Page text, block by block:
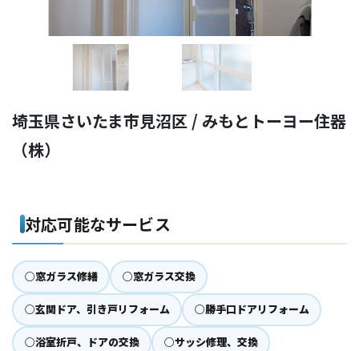
埼玉県さいたま市見沼区 / みもとトーヨー住器
（株）
対応可能なサービス
○窓ガラス修繕 ○窓ガラス交換
○玄関ドア、引き戸リフォーム ○勝手口ドアリフォーム
○浴室折戸、ドアの交換 ○サッシ修理、交換